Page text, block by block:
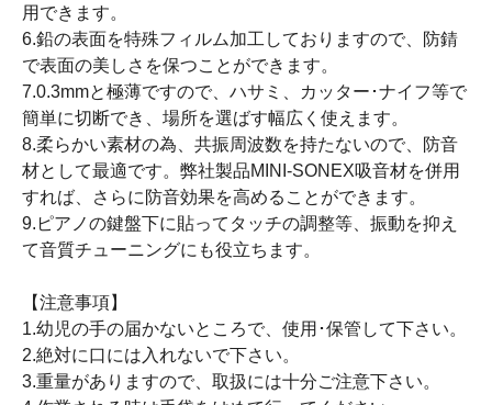
用できます。
6.鉛の表面を特殊フィルム加工しておりますので、防錆
で表面の美しさを保つことができます。
7.0.3mmと極薄ですので、ハサミ、カッター･ナイフ等で
簡単に切断でき、場所を選ばす幅広く使えます。
8.柔らかい素材の為、共振周波数を持たないので、防音
材として最適です。弊社製品MINI-SONEX吸音材を併用
すれば、さらに防音効果を高めることができます。
9.ピアノの鍵盤下に貼ってタッチの調整等、振動を抑え
て音質チューニングにも役立ちます。
【注意事項】
1.幼児の手の届かないところで、使用･保管して下さい。
2.絶対に口には入れないで下さい。
3.重量がありますので、取扱には十分ご注意下さい。